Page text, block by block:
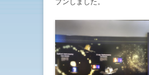
プンしました。